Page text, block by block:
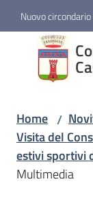
Vai al contenuto
Vai alla
Vai al footer
Nuovo
Novità
Menu
Home /
Visita del
estivi sportivi
Multimedia